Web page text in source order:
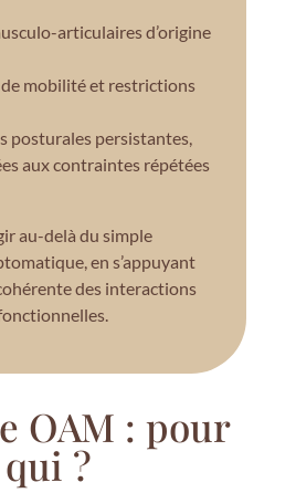
articulaires d’origine
mobilité et restrictions
posturales persistantes,
aux contraintes répétées
au-delà du simple
en s’appuyant
des interactions
OAM : pour
qui ?